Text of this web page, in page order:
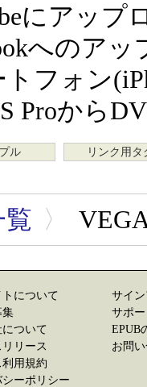
にアップ
へのアッ
フォン
Proから
ル リンク用タ
覧 〉
トについて
集
ついて
リース
用規約
ーポリシー
サイ
サポ
EPUB
お問